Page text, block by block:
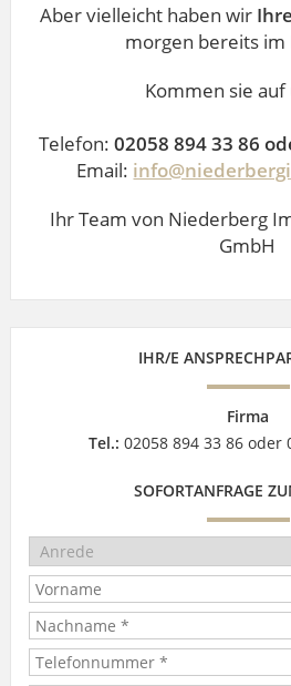
Aber vielleicht haben wir
morgen bereits im
Kommen sie auf
Telefon: 02058 894 33 86
Email:
Ihr Team von Niederberg
GmbH
IHR/E
Firma
Tel.: 02058 894 33 86 oder
SOFORTANFRAGE